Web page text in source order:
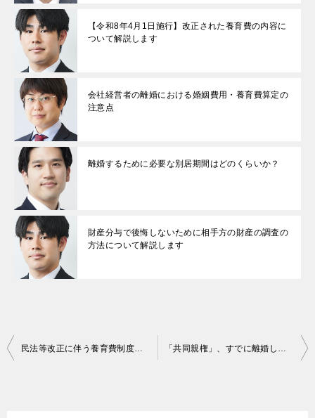
【令和8年4月1日施行】改正された養育費の内容に
ついて解説します
会社経営者の離婚における婚姻費用・養育費算定の
注意点
離婚するために必要な別居期間はどのくらいか？
財産分与で後悔しないために相手方の財産の調査の
方法について解説します
投
民法等改正に伴う養育費制度の変更について 「共同親権」、すでに離婚している場合はどうなるのか？弁護士が詳しく解説